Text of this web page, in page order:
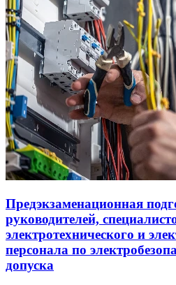
Предэкзаменационная
руководителей,
электротехнического и
персонала по
допуска